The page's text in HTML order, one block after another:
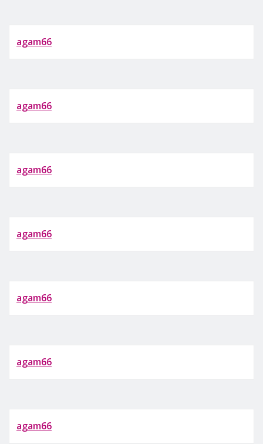
agam66
agam66
agam66
agam66
agam66
agam66
agam66